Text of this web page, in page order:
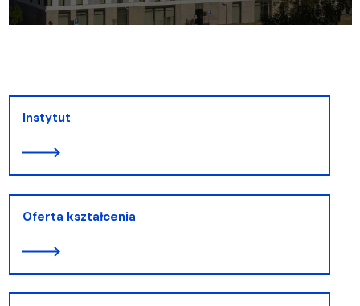
Instytut
Oferta kształcenia